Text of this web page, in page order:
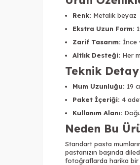
Renk: Metalik beyaz
Ekstra Uzun Form:
Zarif Tasarım: İnce
Altlık Desteği: Her
Teknik
Mum Uzunluğu: 19
Paket İçeriği: 4
Kullanım Alanı:
Neden Bu
Standart pasta
pastanızın başında
fotoğraflarda harika